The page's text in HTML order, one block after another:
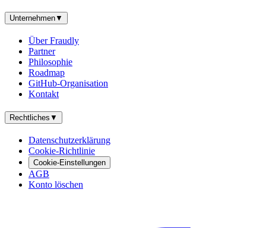
Unternehmen▼
Über Fraudly
Partner
Philosophie
Roadmap
GitHub-Organisation
Kontakt
Rechtliches ▼
Datenschutzerklärung
Cookie-Richtlinie
Cookie-Einstellungen
AGB
Konto löschen